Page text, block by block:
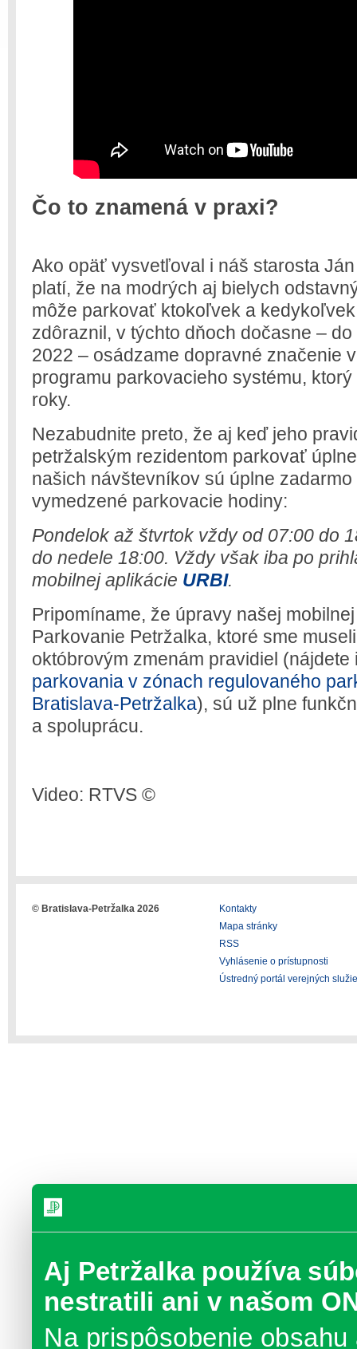
Aj Petržalka používa
nestratili ani v našom
Na prispôsobenie
Čo to znamená v praxi?
Ako opäť vysvetľoval i náš starosta
platí, že na modrých aj bielych
môže parkovať ktokoľvek a
zdôraznil, v týchto dňoch dočasne –
2022 – osádzame dopravné značenie
programu parkovacieho systému,
roky.
Nezabudnite preto, že aj keď jeho
petržalským rezidentom parkovať
našich návštevníkov sú úplne
vymedzené parkovacie hodiny:
Pondelok až štvrtok vždy od 07:00 do
do nedele 18:00. Vždy však iba po
mobilnej aplikácie URBI.
Pripomíname, že úpravy našej
Parkovanie Petržalka, ktoré sme
októbrovým zmenám pravidiel
parkovania v zónach regulovaného
Bratislava-Petržalka), sú už plne
a spoluprácu.
Video: RTVS ©
© Bratislava-Petržalka 2026
Kontakty
Mapa stránky
RSS
Vyhlásenie o prístupnosti
Ústredný portál verejných